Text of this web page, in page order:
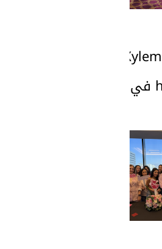
غزّاوي قطر وXylem
hydrovar® X في